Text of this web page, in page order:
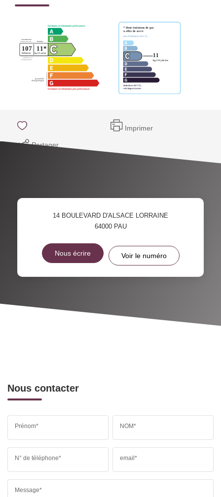
Imprimer
Partager
14 BOULEVARD D'ALSACE LORRAINE
64000 PAU
Nous écrire Voir le numéro
Nous contacter
Prénom* NOM*
N° de téléphone* email*
Message*